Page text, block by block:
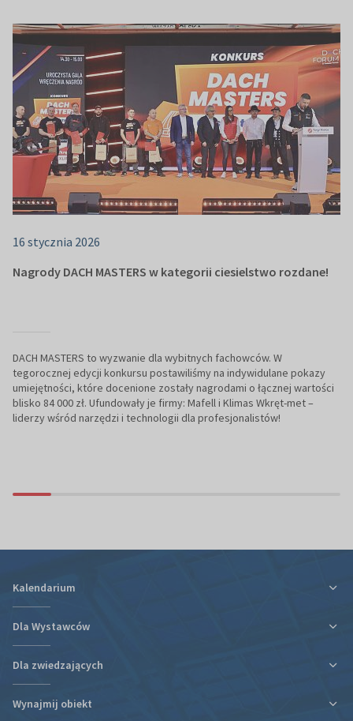
16 stycznia 2026
Nagrody DACH MASTERS w kategorii ciesielstwo rozdane!
DACH MASTERS to wyzwanie dla wybitnych fachowców. W
tegorocznej edycji konkursu postawiliśmy na indywidulane pokazy
umiejętności, które docenione zostały nagrodami o łącznej wartości
blisko 84 000 zł. Ufundowały je firmy: Mafell i Klimas Wkręt-met –
liderzy wśród narzędzi i technologii dla profesjonalistów!
Kalendarium
Dla Wystawców
Ulga podatkowa za udział w targach
Plan targów i hal
Dla zwiedzających
Plan targów i hal
Wynajmij obiekt